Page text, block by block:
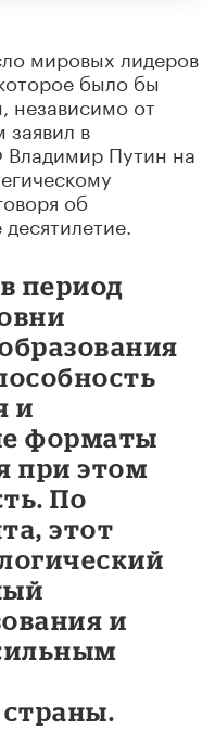
мировых лидеров
было бы
независимо от
в
Владимир Путин на
об
период
и
форматы
при этом
По
этот
и